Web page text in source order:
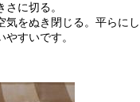
に切る。
気をぬき閉じる。平らに
すいです。